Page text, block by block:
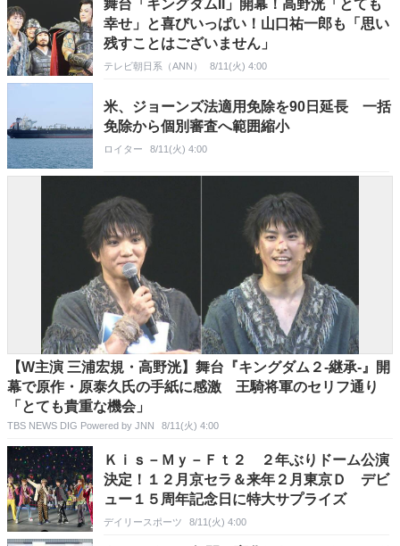
舞台「キングダムII」開幕！高野洸「とても
幸せ」と喜びいっぱい！山口祐一郎も「思い
残すことはございません」
テレビ朝日系（ANN） 8/11(火) 4:00
米、ジョーンズ法適用免除を90日延長 一括
免除から個別審査へ範囲縮小
ロイター 8/11(火) 4:00
【W主演 三浦宏規・高野洸】舞台『キングダム２-継承-』開
幕で原作・原泰久氏の手紙に感激 王騎将軍のセリフ通り
「とても貴重な機会」
TBS NEWS DIG Powered by JNN 8/11(火) 4:00
Ｋｉｓ－Ｍｙ－Ｆｔ２ ２年ぶりドーム公演
決定！１２月京セラ＆来年２月東京Ｄ デビ
ュー１５周年記念日に特大サプライズ
デイリースポーツ 8/11(火) 4:00